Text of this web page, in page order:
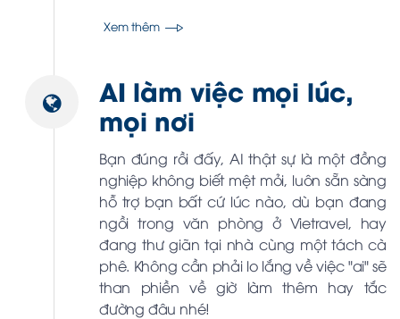
Xem thêm
AI làm việc mọi lúc,
mọi nơi
Bạn đúng rồi đấy, AI thật sự là một đồng
nghiệp không biết mệt mỏi, luôn sẵn sàng
hỗ trợ bạn bất cứ lúc nào, dù bạn đang
ngồi trong văn phòng ở Vietravel, hay
đang thư giãn tại nhà cùng một tách cà
phê. Không cần phải lo lắng về việc "ai" sẽ
than phiền về giờ làm thêm hay tắc
đường đâu nhé!